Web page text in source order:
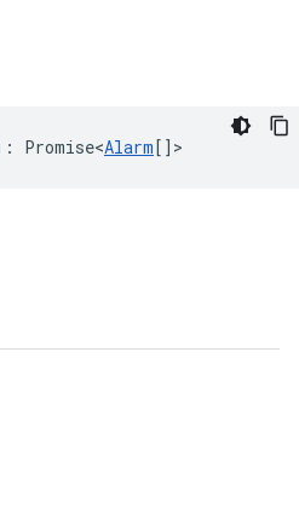
: Promise<Alarm[] >